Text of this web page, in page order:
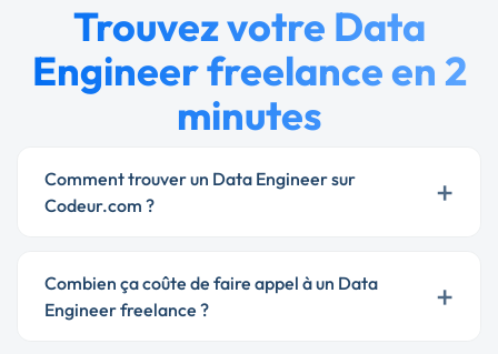
Trouvez votre Data
Engineer freelance en 2
minutes
Comment trouver un Data Engineer sur
Codeur.com ?
+
Combien ça coûte de faire appel à un Data
Engineer freelance ?
+